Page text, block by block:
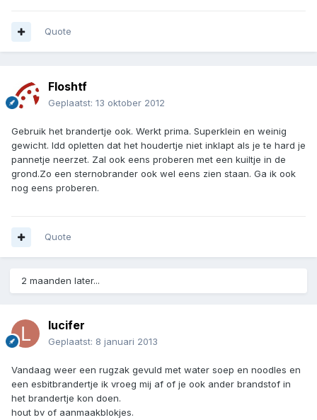
Quote
Floshtf
Geplaatst: 13 oktober 2012
Gebruik het brandertje ook. Werkt prima. Superklein en weinig
gewicht. Idd opletten dat het houdertje niet inklapt als je te hard je
pannetje neerzet. Zal ook eens proberen met een kuiltje in de
grond.Zo een sternobrander ook wel eens zien staan. Ga ik ook
nog eens proberen.
Quote
2 maanden later...
lucifer
Geplaatst: 8 januari 2013
Vandaag weer een rugzak gevuld met water soep en noodles en
een esbitbrandertje ik vroeg mij af of je ook ander brandstof in
het brandertje kon doen.
hout bv of aanmaakblokjes.